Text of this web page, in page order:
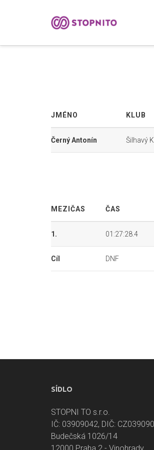
JMÉNO KLUB
Černý Antonín Šilhavý
MEZIČAS ČAS
1. 01:27:28.4
Cíl DNF
SÍDLO
STOPNI TO s.r.o.
IČ: 03909042, DIČ:
Budečská 1026/14